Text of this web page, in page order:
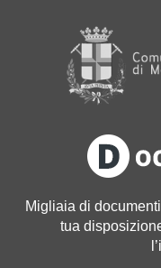
Migliaia di
tua